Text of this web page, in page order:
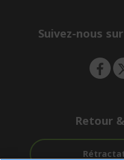
Suivez-nous
Retour